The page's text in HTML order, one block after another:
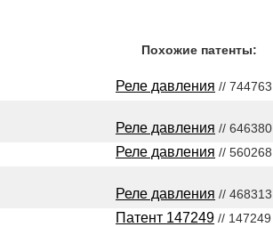
Похожие патенты:
Реле давления // 744763
Реле давления // 646380
Реле давления // 560268
Реле давления // 468313
Патент 147249 // 147249